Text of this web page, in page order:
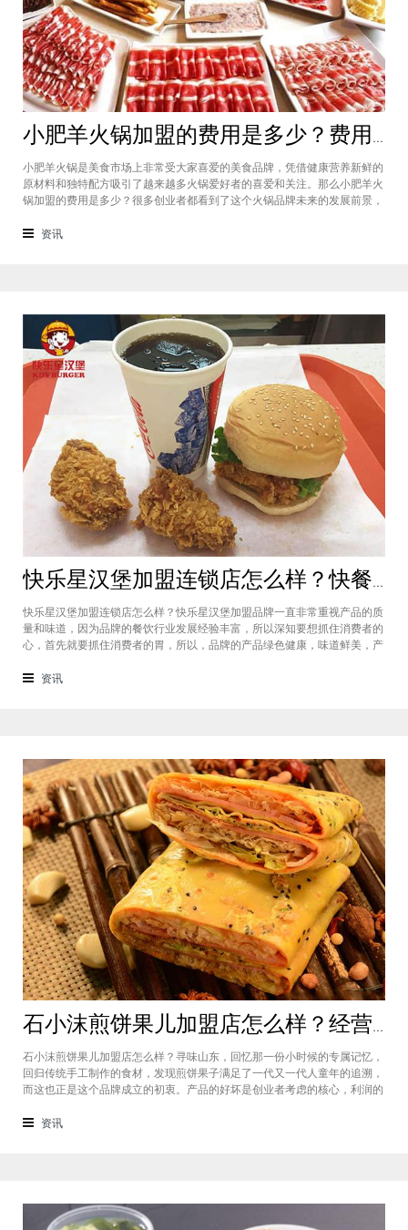
小肥羊火锅加盟的费用是多少？费用标准如下看你是否符合加盟资格
小肥羊火锅是美食市场上非常受大家喜爱的美食品牌，凭借健康营养新鲜的
原材料和独特配方吸引了越来越多火锅爱好者的喜爱和关注。那么小肥羊火
锅加盟的费用是多少？很多创业者都看到了这个火锅品牌未来的发展前景，
小编带大家一起了解小肥羊火锅加盟的费用情况让创业者拥有更多信息。创
资讯
快乐星汉堡加盟连锁店怎么样？快餐店中产品口味如何？
快乐星汉堡加盟连锁店怎么样？快乐星汉堡加盟品牌一直非常重视产品的质
量和味道，因为品牌的餐饮行业发展经验丰富，所以深知要想抓住消费者的
心，首先就要抓住消费者的胃，所以，品牌的产品绿色健康，味道鲜美，产
错，下面就为大家仔细分析一下这个汉堡品牌加盟费多少钱？快乐星汉堡加
资讯
石小沫煎饼果儿加盟店怎么样？经营煎饼果子店利润如何
石小沫煎饼果儿加盟店怎么样？寻味山东，回忆那一份小时候的专属记忆，
回归传统手工制作的食材，发现煎饼果子满足了一代又一代人童年的追溯，
而这也正是这个品牌成立的初衷。产品的好坏是创业者考虑的核心，利润的
儿加盟怎么样？适不适合加盟？能赚钱吗？下面小编将为大家解答这些问
资讯